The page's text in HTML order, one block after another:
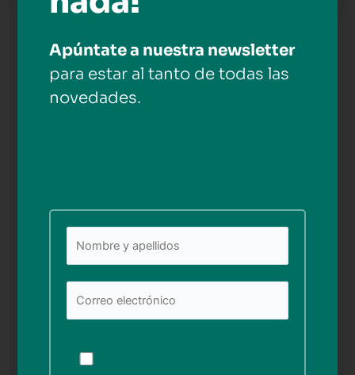
Deja una respuesta
Tu dirección de correo electrónico no será publicada.
Los campos obligatorios están marcados con
Apúntate a nuestra newsletter
para estar al tanto de todas las
novedades.
favor,